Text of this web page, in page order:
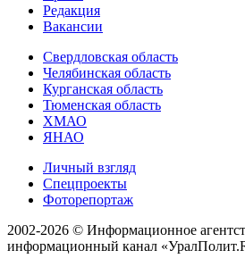
Редакция
Вакансии
Свердловская область
Челябинская область
Курганская область
Тюменская область
ХМАО
ЯНАО
Личный взгляд
Спецпроекты
Фоторепортаж
2002-2026 © Информационное
информационный канал